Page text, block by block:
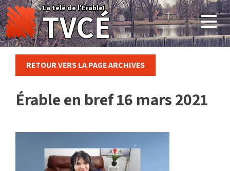
Skip
to
content
La télé de l'Érable!
TVCÉ
RETOUR VERS LA PAGE ARCHIVES
Érable en bref 16 mars 2021